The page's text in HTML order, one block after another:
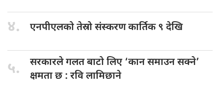
४. एनपीएलको तेस्रोसंस्करण कार्तिक ९ देखि
५. सरकारले गलतबाटो लिए ‘कान समाउन सक्ने’
क्षमता छ : रवि लामिछाने